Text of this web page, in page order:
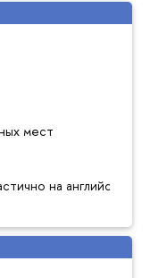
мест
на английском